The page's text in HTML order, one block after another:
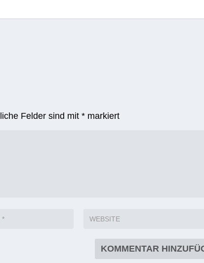
Felder sind mit* markiert